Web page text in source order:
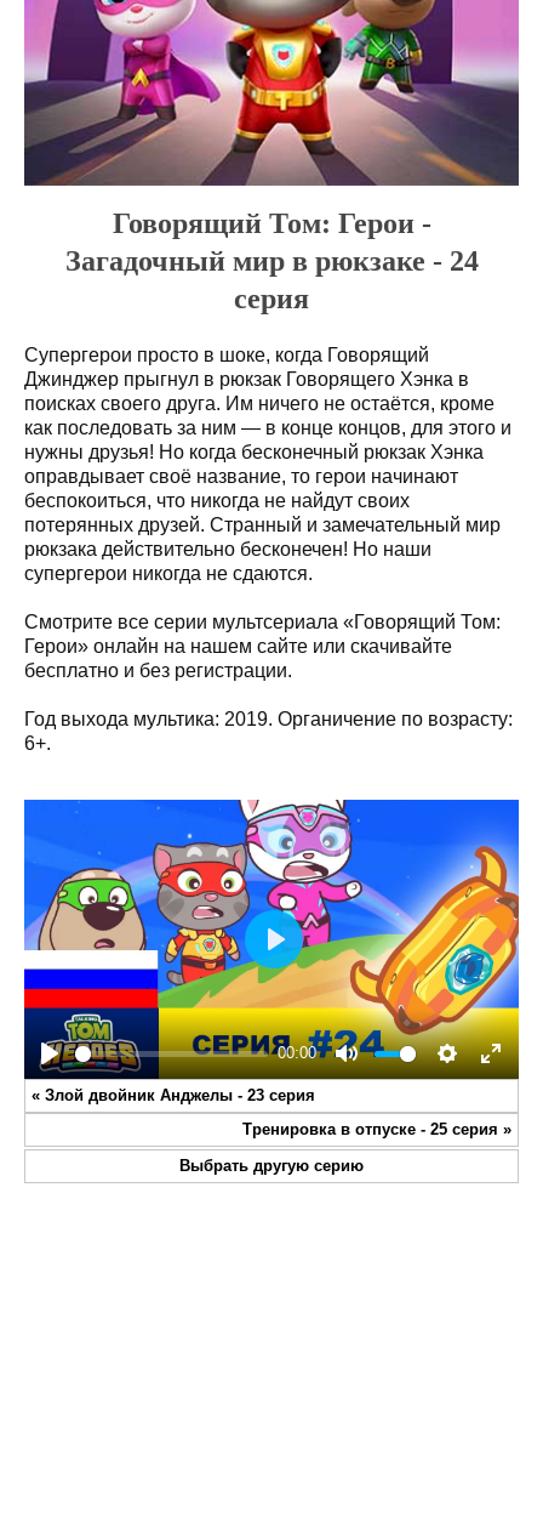
Говорящий Том: Герои -
Загадочный мир в рюкзаке - 24
серия
Супергерои просто в шоке, когда Говорящий
Джинджер прыгнул в рюкзак Говорящего Хэнка в
поисках своего друга. Им ничего не остаётся, кроме
как последовать за ним — в конце концов, для этого и
нужны друзья! Но когда бесконечный рюкзак Хэнка
оправдывает своё название, то герои начинают
беспокоиться, что никогда не найдут своих
потерянных друзей. Странный и замечательный мир
рюкзака действительно бесконечен! Но наши
супергерои никогда не сдаются.
Смотрите все серии мультсериала «Говорящий Том:
Герои» онлайн на нашем сайте или скачивайте
бесплатно и без регистрации.
Год выхода мультика: 2019. Органичение по возрасту:
6+.
Play
00:00
Mute Settings
Enter
Play
« Злой двойник Анджелы - 23 серия
Тренировка в отпуске - 25 серия »
Выбрать другую серию